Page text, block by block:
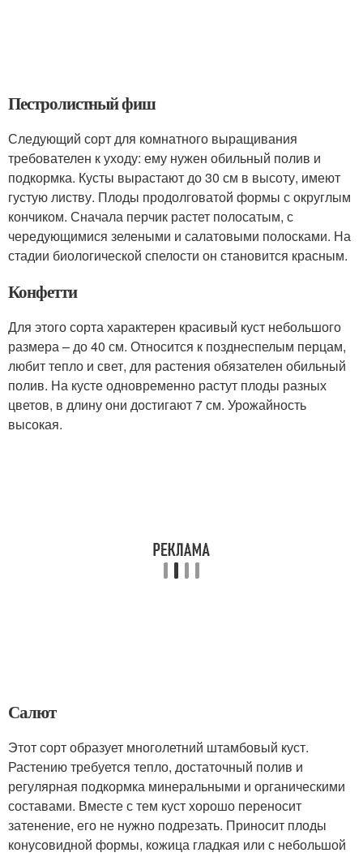
Пестролистный фиш
Следующий сорт для комнатного выращивания
требователен к уходу: ему нужен обильный полив и
подкормка. Кусты вырастают до 30 см в высоту, имеют
густую листву. Плоды продолговатой формы с округлым
кончиком. Сначала перчик растет полосатым, с
чередующимися зелеными и салатовыми полосками. На
стадии биологической спелости он становится красным.
Конфетти
Для этого сорта характерен красивый куст небольшого
размера – до 40 см. Относится к позднеспелым перцам,
любит тепло и свет, для растения обязателен обильный
полив. На кусте одновременно растут плоды разных
цветов, в длину они достигают 7 см. Урожайность
высокая.
Салют
Этот сорт образует многолетний штамбовый куст.
Растению требуется тепло, достаточный полив и
регулярная подкормка минеральными и органическими
составами. Вместе с тем куст хорошо переносит
затенение, его не нужно подрезать. Приносит плоды
конусовидной формы, кожица гладкая или с небольшой